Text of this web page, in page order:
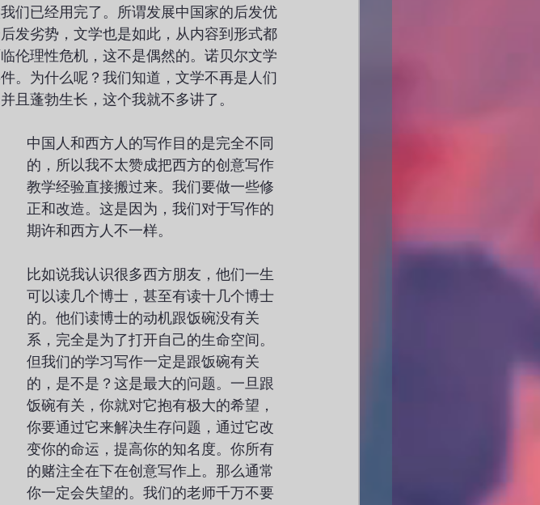
们已经用完了。所谓发展中国家的后发优
发劣势，文学也是如此，从内容到形式都
伦理性危机，这不是偶然的。诺贝尔文学
。为什么呢？我们知道，文学不再是人们
且蓬勃生长，这个我就不多讲了。
中国人和西方人的写作目的是完全不同
的，所以我不太赞成把西方的创意写作
教学经验直接搬过来。我们要做一些修
正和改造。这是因为，我们对于写作的
期许和西方人不一样。
比如说我认识很多西方朋友，他们一生
可以读几个博士，甚至有读十几个博士
的。他们读博士的动机跟饭碗没有关
系，完全是为了打开自己的生命空间。
但我们的学习写作一定是跟饭碗有关
的，是不是？这是最大的问题。一旦跟
饭碗有关，你就对它抱有极大的希望，
你要通过它来解决生存问题，通过它改
变你的命运，提高你的知名度。你所有
的赌注全在下在创意写作上。那么通常
你一定会失望的。我们的老师千万不要